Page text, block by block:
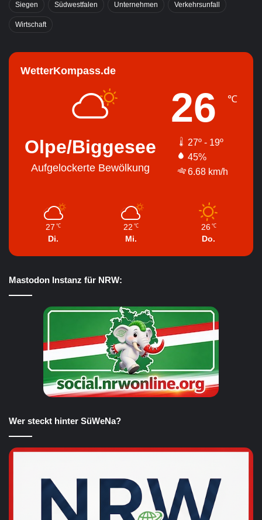
Siegen Südwestfalen Unternehmen Verkehrsunfall
Wirtschaft
WetterKompass.de
Olpe/Biggesee
Aufgelockerte Bewölkung
26 ℃
27º - 19º
45%
6.68 km/h
27 ℃
Di.
22 ℃
Mi.
26 ℃
Do.
Mastodon Instanz für NRW:
Wer steckt hinter SüWeNa?